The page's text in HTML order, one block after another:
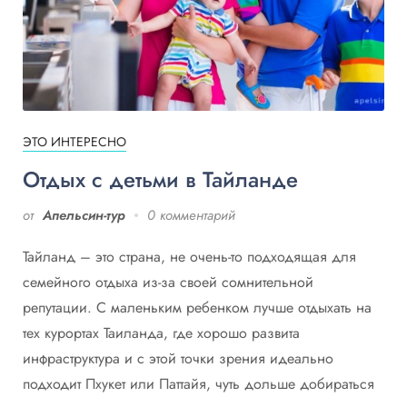
ЭТО ИНТЕРЕСНО
Отдых с детьми в Тайланде
от Апельсин-тур 0 комментарий
Тайланд – это страна, не очень-то подходящая для
семейного отдыха из-за своей сомнительной
репутации. С маленьким ребенком лучше отдыхать на
тех курортах Таиланда, где хорошо развита
инфраструктура и с этой точки зрения идеально
подходит Пхукет или Паттайя, чуть дольше добираться